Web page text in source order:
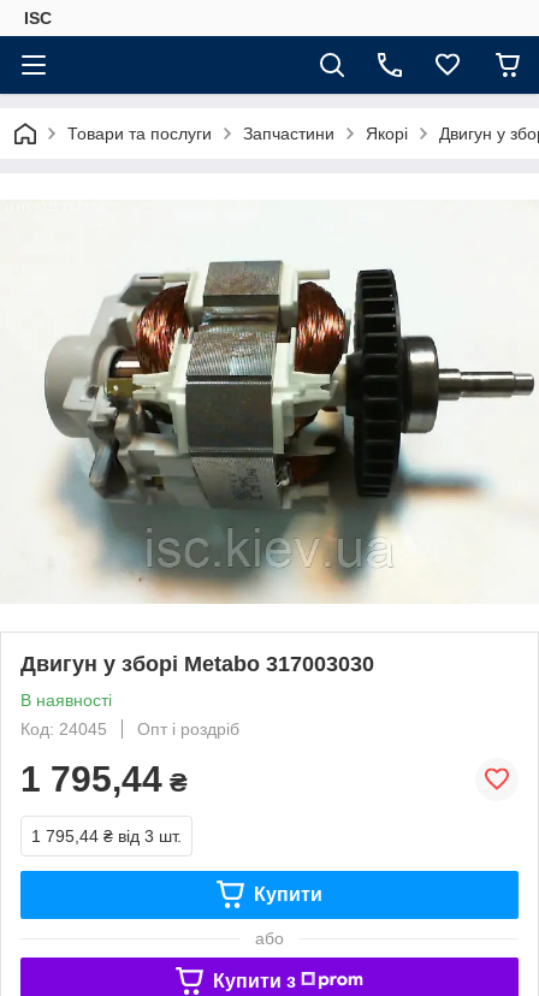
ISC
Товари та послуги Запчастини Якорі Двигун у
Двигун у зборі Metabo 317003030
В наявності
Код: 24045
Опт і роздріб
1 795,44 ₴
1 795,44 ₴ від 3 шт.
Купити
або
Купити з